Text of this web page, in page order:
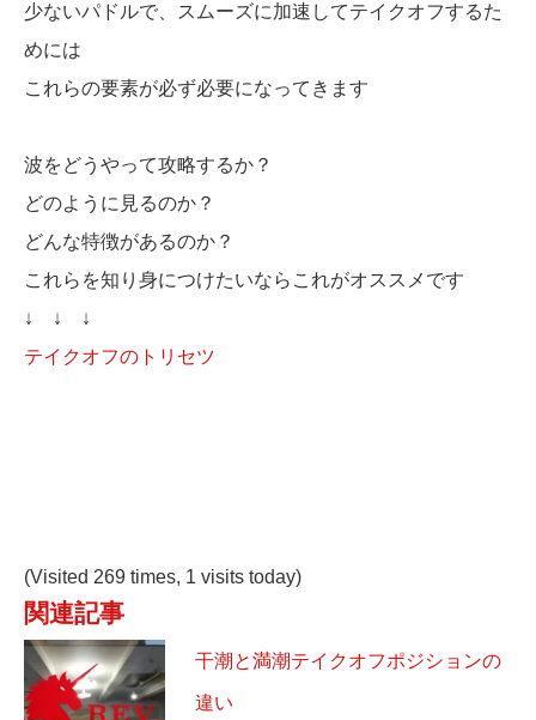
少ないパドルで、スムーズに加速してテイクオフするた
めには
これらの要素が必ず必要になってきます
波をどうやって攻略するか？
どのように見るのか？
どんな特徴があるのか？
これらを知り身につけたいならこれがオススメです
↓ ↓ ↓
テイクオフのトリセツ
(Visited 269 times, 1 visits today)
関連記事
干潮と満潮テイクオフポジションの
違い